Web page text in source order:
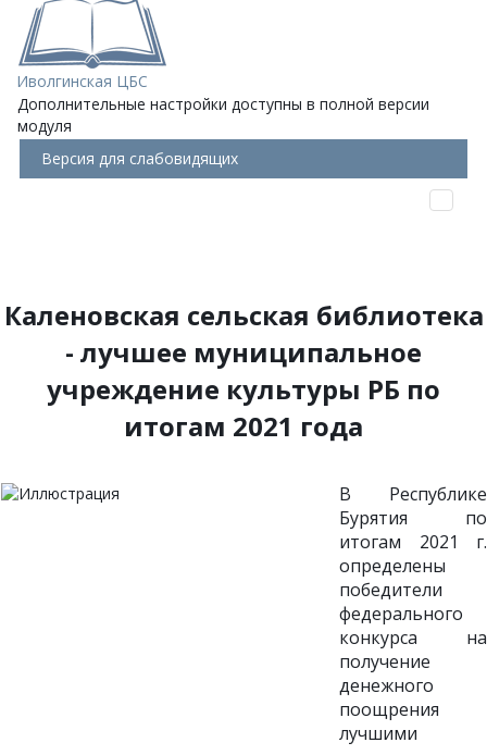
Иволгинская ЦБС
Дополнительные настройки доступны в полной версии
модуля
Версия для слабовидящих
Каленовская сельская библиотека
- лучшее муниципальное
учреждение культуры РБ по
итогам 2021 года
В Республике
Бурятия по
итогам 2021 г.
определены
победители
федерального
конкурса на
получение
денежного
поощрения
лучшими